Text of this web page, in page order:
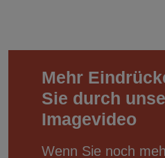
Mehr
Sie durch
Imagevideo
Wenn Sie noch